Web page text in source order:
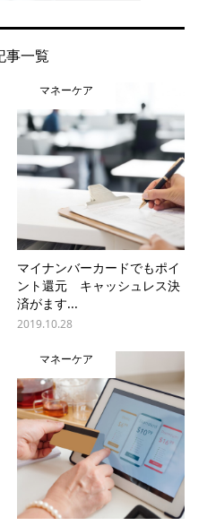
事一覧
マネーケア
マイナンバーカードでもポイ
ント還元 キャッシュレス決
済がます...
2019.10.28
マネーケア